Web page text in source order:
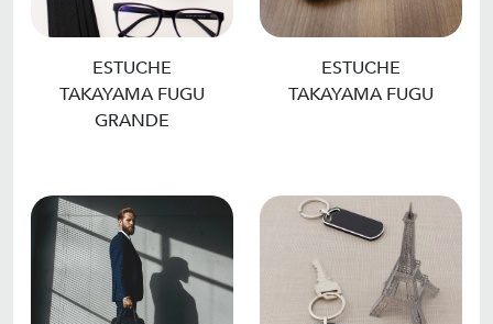
ESTUCHE
TAKAYAMA FUGU
GRANDE
ESTUCHE
TAKAYAMA FUGU